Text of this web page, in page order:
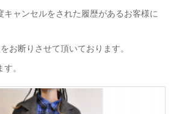
キャンセルをされた履歴があるお客様に
断りさせて頂いております。
。